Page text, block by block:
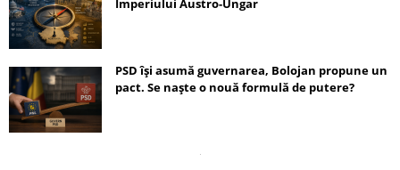
Imperiului Austro-Ungar
PSD își asumă guvernarea, Bolojan propune un
pact. Se naște o nouă formulă de putere?